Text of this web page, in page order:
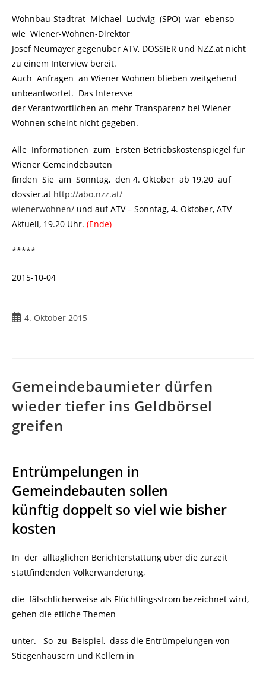
Wohnbau-Stadtrat Michael Ludwig (SPÖ) war ebenso
wie Wiener-Wohnen-Direktor
Josef Neumayer gegenüber ATV, DOSSIER und NZZ.at nicht
zu einem Interview bereit.
Auch Anfragen an Wiener Wohnen blieben weitgehend
unbeantwortet. Das Interesse
der Verantwortlichen an mehr Transparenz bei Wiener
Wohnen scheint nicht gegeben.
Alle Informationen zum Ersten Betriebskostenspiegel für
Wiener Gemeindebauten
finden Sie am Sonntag, den 4. Oktober ab 19.20 auf
dossier.at http://abo.nzz.at/
wienerwohnen/ und auf ATV – Sonntag, 4. Oktober, ATV
Aktuell, 19.20 Uhr. (Ende)
*****
2015-10-04
4. Oktober 2015
Gemeindebaumieter dürfen
wieder tiefer ins Geldbörsel
greifen
Entrümpelungen in
Gemeindebauten sollen
künftig doppelt so viel wie bisher
kosten
In der alltäglichen Berichterstattung über die zurzeit
stattfindenden Völkerwanderung,
die fälschlicherweise als Flüchtlingsstrom bezeichnet wird,
gehen die etliche Themen
unter. So zu Beispiel, dass die Entrümpelungen von
Stiegenhäusern und Kellern in